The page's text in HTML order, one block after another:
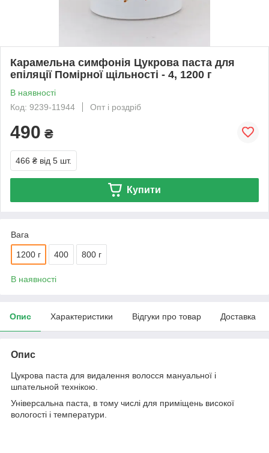
Карамельна симфонія Цукрова паста для
епіляції Помірної щільності - 4, 1200 г
В наявності
Код: 9239-11944
Опт і роздріб
490 ₴
466 ₴ від 5 шт.
Купити
Вага
1200 г 400 800 г
В наявності
Опис Характеристики Відгуки про товар Доставка
Опис
Цукрова паста для видалення волосся мануальної і
шпательной технікою.
Універсальна паста, в тому числі для приміщень високої
вологості і температури.